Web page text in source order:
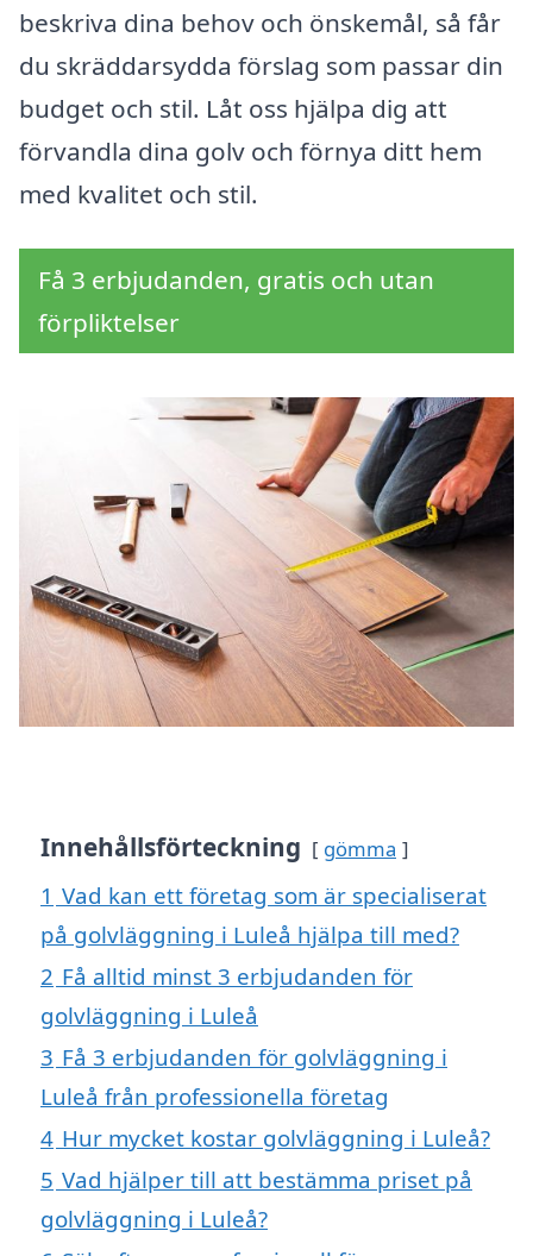
beskriva dina behov och önskemål, så får
du skräddarsydda förslag som passar din
budget och stil. Låt oss hjälpa dig att
förvandla dina golv och förnya ditt hem
med kvalitet och stil.
Få 3 erbjudanden, gratis och utan
förpliktelser
Innehållsförteckning gömma
1 Vad kan ett företag som är specialiserat
på golvläggning i Luleå hjälpa till med?
2 Få alltid minst 3 erbjudanden för
golvläggning i Luleå
3 Få 3 erbjudanden för golvläggning i
Luleå från professionella företag
4 Hur mycket kostar golvläggning i Luleå?
5 Vad hjälper till att bestämma priset på
golvläggning i Luleå?